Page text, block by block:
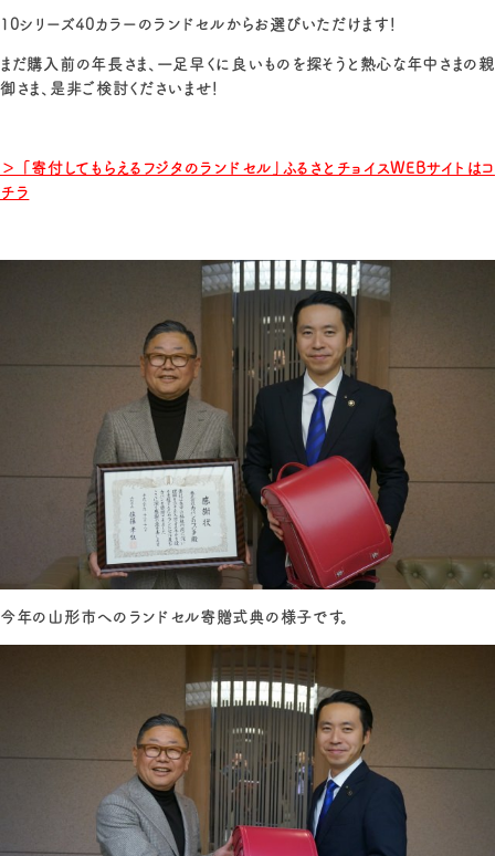
10シリーズ40カラーのランドセルからお選びいただけます！
まだ購入前の年長さま、一足早くに良いものを探そうと熱心な年中さまの親
御さま、是非ご検討くださいませ！
＞ 「寄付してもらえるフジタのランドセル」ふるさとチョイスWEBサイトはコ
チラ
今年の山形市へのランドセル寄贈式典の様子です。